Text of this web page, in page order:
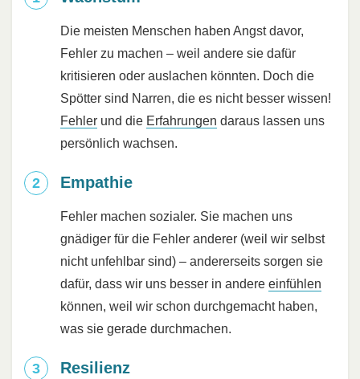
Die meisten Menschen haben Angst davor,
Fehler zu machen – weil andere sie dafür
kritisieren oder auslachen könnten. Doch die
Spötter sind Narren, die es nicht besser wissen!
Fehler und die Erfahrungen daraus lassen uns
persönlich wachsen.
Empathie
Fehler machen sozialer. Sie machen uns
gnädiger für die Fehler anderer (weil wir selbst
nicht unfehlbar sind) – andererseits sorgen sie
dafür, dass wir uns besser in andere einfühlen
können, weil wir schon durchgemacht haben,
was sie gerade durchmachen.
Resilienz